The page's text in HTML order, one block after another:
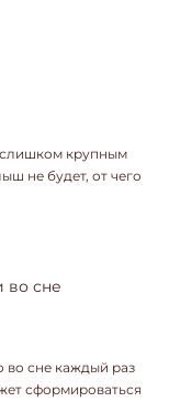
слишком крупным
не будет, от чего
во сне
во сне каждый раз
сформироваться